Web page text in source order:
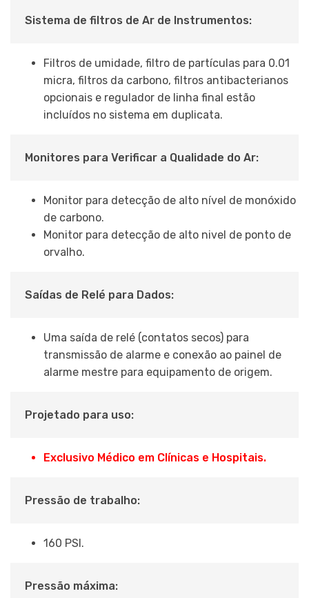
Sistema de filtros de Ar de Instrumentos:
Filtros de umidade, filtro de partículas para 0.01
micra, filtros da carbono, filtros antibacterianos
opcionais e regulador de linha final estão
incluídos no sistema em duplicata.
Monitores para Verificar a Qualidade do Ar:
Monitor para detecção de alto nível de monóxido
de carbono.
Monitor para detecção de alto nivel de ponto de
orvalho.
Saídas de Relé para Dados:
Uma saída de relé (contatos secos) para
transmissão de alarme e conexão ao painel de
alarme mestre para equipamento de origem.
Projetado para uso:
Exclusivo Médico em Clínicas e Hospitais.
Pressão de trabalho:
160 PSI.
Pressão máxima: